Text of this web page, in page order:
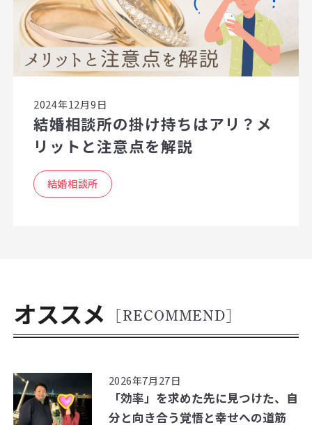
2024年12月9日
結婚相談所の掛け持ちはアリ？メ
リットと注意点を解説
結婚相談所
オススメ [RECOMMEND]
2026年7月27日
「効率」を求めた先に見つけた、自
分と向き合う覚悟と幸せへの道筋